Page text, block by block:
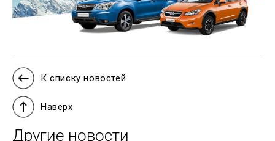
К списку новостей
Наверх
Другие новости